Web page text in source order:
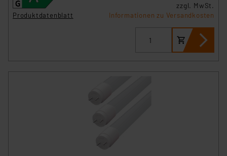
Produktdatenblatt
zzgl. MwSt.
Informationen zu Versandkosten